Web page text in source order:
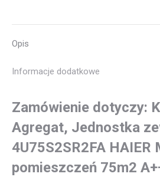
Przysufitowe
Opis
Informacje dodatkowe
Zamówienie dotyczy:
Agregat, Jednostka
4U75S2SR2FA HAIER
pomieszczeń 75m2